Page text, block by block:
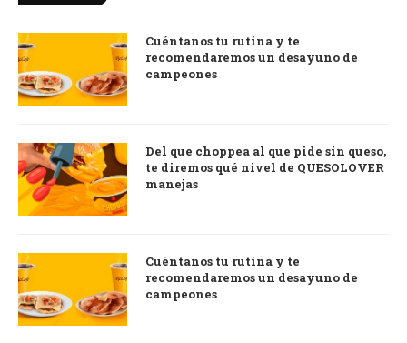
Cuéntanos tu rutina y te
recomendaremos un desayuno de
campeones
Del que choppea al que pide sin queso,
te diremos qué nivel de QUESOLOVER
manejas
Cuéntanos tu rutina y te
recomendaremos un desayuno de
campeones